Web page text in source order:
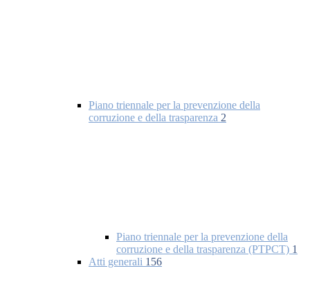
Piano triennale per la prevenzione della
corruzione e della trasparenza 2
Piano triennale per la prevenzione della
corruzione e della trasparenza (PTPCT) 1
Atti generali 156